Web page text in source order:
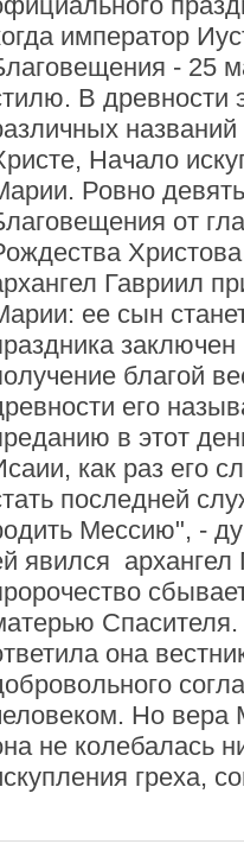
император
- 25
В древности
Начало
Ровно
от
Гавриил
ее сын
благой
его
в этот
как раз его
последней
Мессию", -
явился архангел
она
Но вера
не колебалась
греха,